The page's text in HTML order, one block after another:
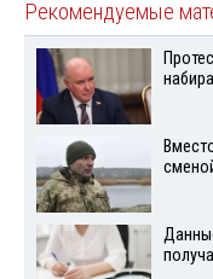
Рекомендуемые